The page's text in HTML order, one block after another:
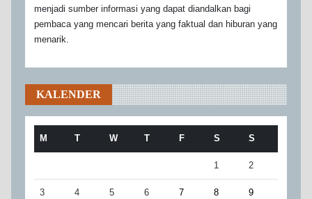
menjadi sumber informasi yang dapat diandalkan bagi
pembaca yang mencari berita yang faktual dan hiburan yang
menarik.
KALENDER
M T W T F S S
1 2
3 4 5 6 7 8 9